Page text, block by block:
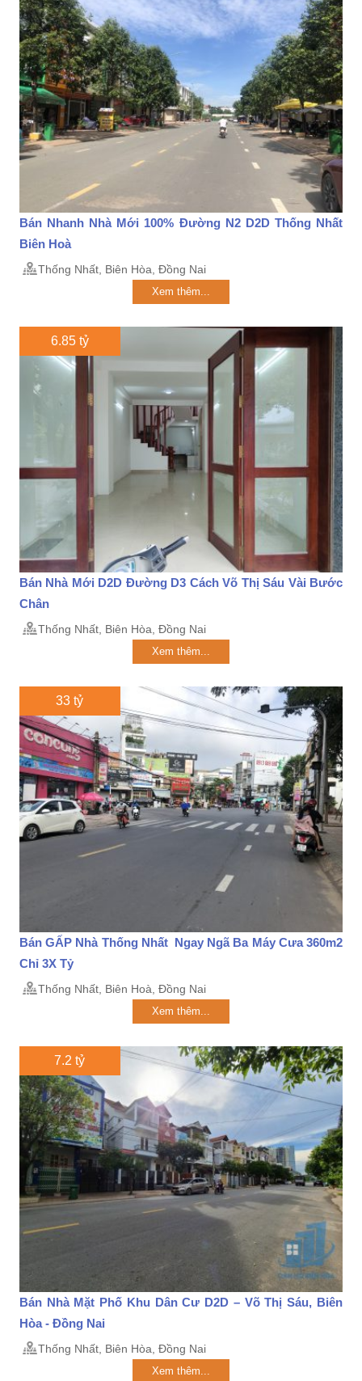
Bán Nhanh Nhà Mới 100% Đường N2 D2D Thống Nhất
Biên Hoà
Thống Nhất, Biên Hòa, Đồng Nai
Xem thêm...
6.85 tỷ
Bán Nhà Mới D2D Đường D3 Cách Võ Thị Sáu Vài Bước
Chân
Thống Nhất, Biên Hòa, Đồng Nai
Xem thêm...
33 tỷ
Bán GẤP Nhà Thống Nhất Ngay Ngã Ba Máy Cưa 360m2
Chỉ 3X Tỷ
Thống Nhất, Biên Hoà, Đồng Nai
Xem thêm...
7.2 tỷ
Bán Nhà Mặt Phố Khu Dân Cư D2D – Võ Thị Sáu, Biên
Hòa - Đồng Nai
Thống Nhất, Biên Hòa, Đồng Nai
Xem thêm...